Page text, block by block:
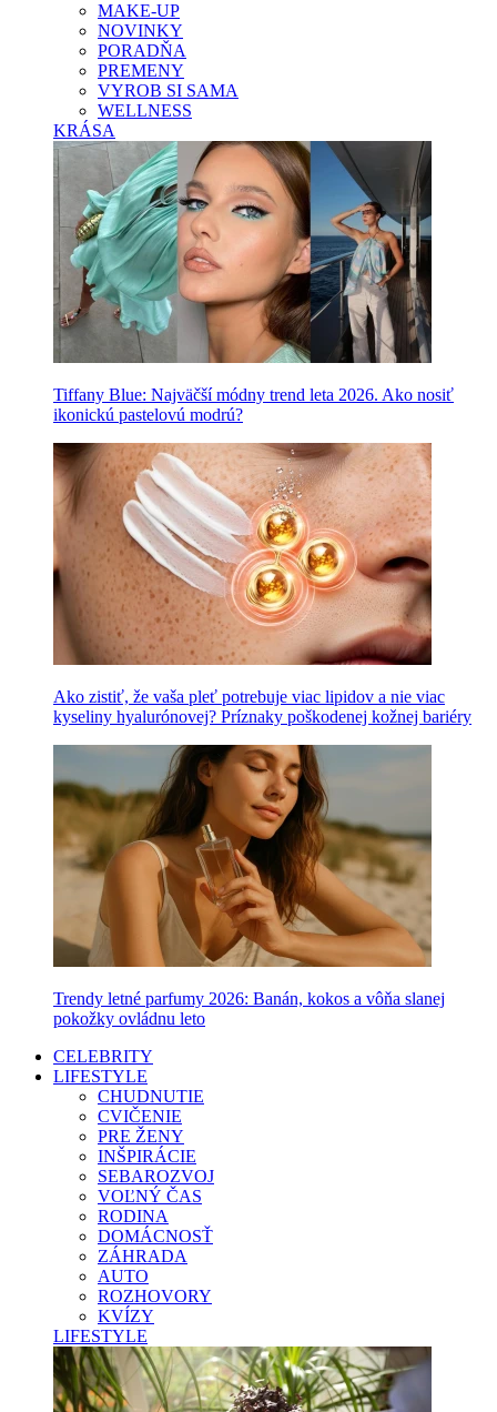
MAKE-UP
NOVINKY
PORADŇA
PREMENY
VYROB SI SAMA
WELLNESS
KRÁSA
Tiffany Blue: Najväčší módny trend leta 2026. Ako nosiť
ikonickú pastelovú modrú?
Ako zistiť, že vaša pleť potrebuje viac lipidov a nie viac
kyseliny hyalurónovej? Príznaky poškodenej kožnej bariéry
Trendy letné parfumy 2026: Banán, kokos a vôňa slanej
pokožky ovládnu leto
CELEBRITY
LIFESTYLE
CHUDNUTIE
CVIČENIE
PRE ŽENY
INŠPIRÁCIE
SEBAROZVOJ
VOĽNÝ ČAS
RODINA
DOMÁCNOSŤ
ZÁHRADA
AUTO
ROZHOVORY
KVÍZY
LIFESTYLE